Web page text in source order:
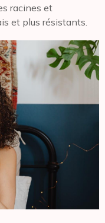
racines et
et plus résistants.